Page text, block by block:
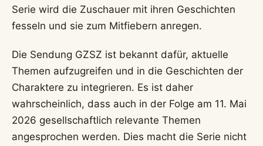
Serie wird die Zuschauer mit ihren Geschichten
fesseln und sie zum Mitfiebern anregen.
Die Sendung GZSZ ist bekannt dafür, aktuelle
Themen aufzugreifen und in die Geschichten der
Charaktere zu integrieren. Es ist daher
wahrscheinlich, dass auch in der Folge am 11. Mai
2026 gesellschaftlich relevante Themen
angesprochen werden. Dies macht die Serie nicht